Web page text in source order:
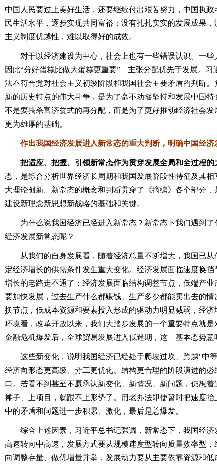
中国人民要过上美好生活，还要继续付出艰苦努力，中国执
民生活水平，逐步实现共同富裕；没有扎扎实实的发展成果
主义制度优越性，难以取得好的成效。
对于以经济建设为中心，社会上也有一些错误认识。一些
因此“分好蛋糕比做大蛋糕更重要”，主张分配优先于发展。
法不符合党对社会主义初级阶段和我国社会主要矛盾的判断
新的历史特点的伟大斗争，是为了毫不动摇坚持和发展中国
不是要搞杀富济贫式的再分配，而是为了更好推动经济社会
更为雄厚的基础。
作出我国经济发展进入新常态的重大判断，明确中国经济
把适应、把握、引领新常态作为贯穿发展全局和全过程的
态，是综合分析世界经济长周期和我国发展阶段性特征及其
大理论创新。新常态的概念和判断贯穿了《摘编》各个部分
建设新理念新思想新战略的基础和关键。
为什么说我国经济已经进入新常态？新常态下我们遇到了
经济发展新常态呢？
从我们的自身发展看，随着经济总量不断增大，我国已从
定经济增长的供需条件发生重大变化。经济发展面临速度换
增长的老路走不通了；经济发展面临结构调整节点，低端产
要加快发展，过去生产什么都赚钱、生产多少都能卖出去的
换节点，低成本资源和要素投入形成的驱动力明显减弱，经
环境看，改革开放以来，我们大踏步发展的一个重要特点就
金融危机爆发后，全球贸易发展进入低迷期，这一基本态势
这些新变化，说明我国经济已经处于爬坡过坎、跨越“中
经济向形态更高级、分工更优化、结构更合理的阶段演进的
口。若看不到甚至不愿承认新变化、新情况、新问题，仍想
摊子、上项目，就跟不上形势了。用老办法即使暂时把速度
中的矛盾和问题进一步积累、激化，最后是总爆发。
综合上述因素，习近平总书记强调，新常态下，我国经济
高速转向中高速，发展方式要从规模速度型转向质量效率型
向调整存量、做优增量并举，发展动力要从主要依靠资源和